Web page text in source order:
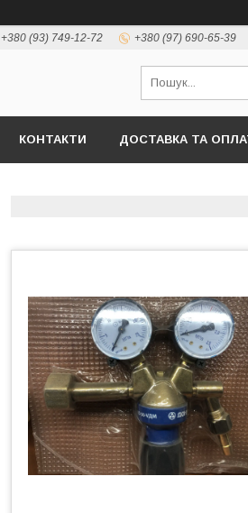
+380 (93) 749-12-72 +380 (97) 690-65-39
КОНТАКТИ ДОСТАВКА ТА